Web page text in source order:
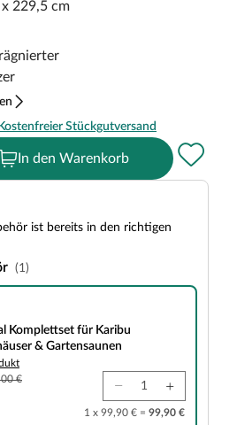
229,5 cm
Kostenfreier Stückgutversand
In den Warenkorb
ist bereits in den richtigen
(1)
Gartenhäuser & Gartensaunen
Komplettset für Karibu
& Gartensaunen
€
1 x 99,90 € = 99,90 €